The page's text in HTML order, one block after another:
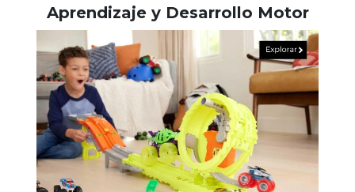
Aprendizaje y Desarrollo Motor